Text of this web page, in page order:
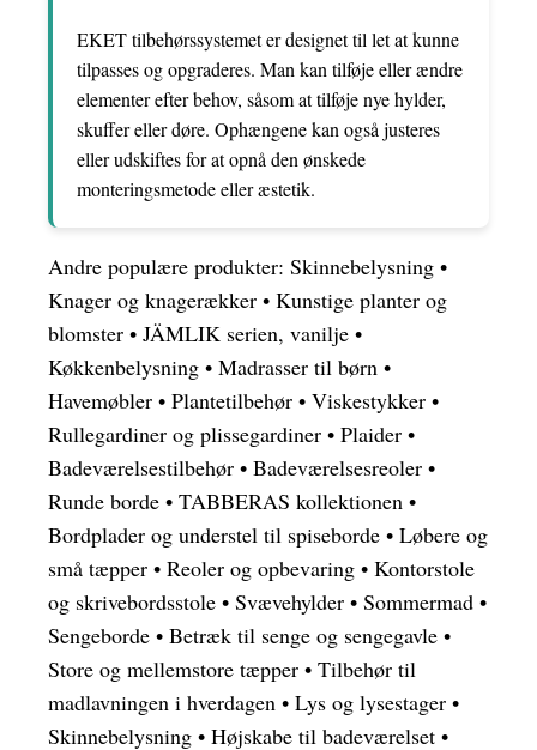
EKET tilbehørssystemet er designet til let at kunne
tilpasses og opgraderes. Man kan tilføje eller ændre
elementer efter behov, såsom at tilføje nye hylder,
skuffer eller døre. Ophængene kan også justeres
eller udskiftes for at opnå den ønskede
monteringsmetode eller æstetik.
Andre populære produkter: Skinnebelysning •
Knager og knagerækker • Kunstige planter og
blomster • JÄMLIK serien, vanilje •
Køkkenbelysning • Madrasser til børn •
Havemøbler • Plantetilbehør • Viskestykker •
Rullegardiner og plissegardiner • Plaider •
Badeværelsestilbehør • Badeværelsesreoler •
Runde borde • TABBERAS kollektionen •
Bordplader og understel til spiseborde • Løbere og
små tæpper • Reoler og opbevaring • Kontorstole
og skrivebordsstole • Svævehylder • Sommermad •
Sengeborde • Betræk til senge og sengegavle •
Store og mellemstore tæpper • Tilbehør til
madlavningen i hverdagen • Lys og lysestager •
Skinnebelysning • Højskabe til badeværelset •